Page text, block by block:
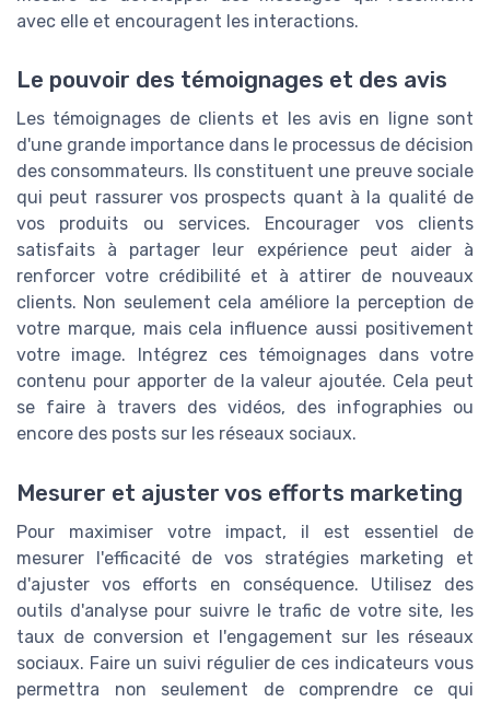
avec elle et encouragent les interactions.
Le pouvoir des témoignages et des avis
Les témoignages de clients et les avis en ligne sont
d'une grande importance dans le processus de décision
des consommateurs. Ils constituent une preuve sociale
qui peut rassurer vos prospects quant à la qualité de
vos produits ou services. Encourager vos clients
satisfaits à partager leur expérience peut aider à
renforcer votre crédibilité et à attirer de nouveaux
clients. Non seulement cela améliore la perception de
votre marque, mais cela influence aussi positivement
votre image. Intégrez ces témoignages dans votre
contenu pour apporter de la valeur ajoutée. Cela peut
se faire à travers des vidéos, des infographies ou
encore des posts sur les réseaux sociaux.
Mesurer et ajuster vos efforts marketing
Pour maximiser votre impact, il est essentiel de
mesurer l'efficacité de vos stratégies marketing et
d'ajuster vos efforts en conséquence. Utilisez des
outils d'analyse pour suivre le trafic de votre site, les
taux de conversion et l'engagement sur les réseaux
sociaux. Faire un suivi régulier de ces indicateurs vous
permettra non seulement de comprendre ce qui